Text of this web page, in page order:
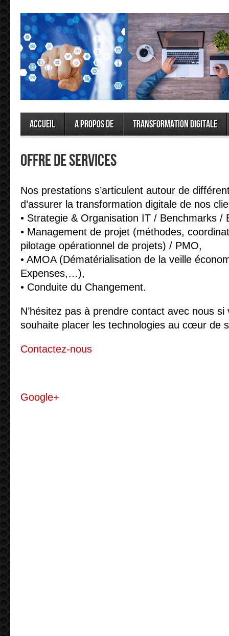
Accueil A propos de Transformation Digitale
Offre de services
Nos prestations s’articulent autour de
d’assurer la transformation digitale de nos
• Strategie & Organisation IT / Benchmarks /
• Management de projet (méthodes,
pilotage opérationnel de projets) / PMO,
• AMOA (Dématérialisation de la veille
Expenses,…),
• Conduite du Changement.
N’hésitez pas à prendre contact avec nous
souhaite placer les technologies au cœur de
Contactez-nous
Google+